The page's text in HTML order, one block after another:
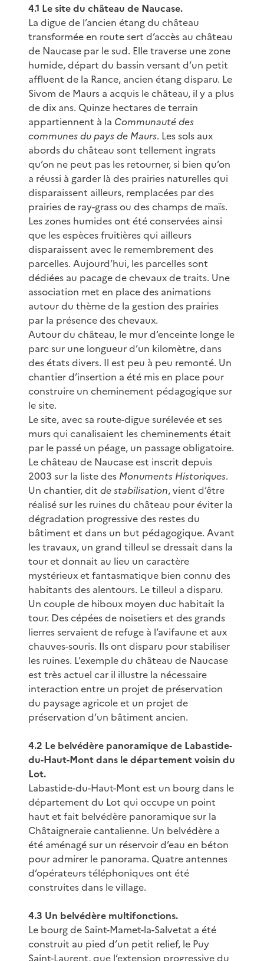
4.1 Le site du château de Naucase.
La digue de l’ancien étang du château
transformée en route sert d’accès au château
de Naucase par le sud. Elle traverse une zone
humide, départ du bassin versant d’un petit
affluent de la Rance, ancien étang disparu. Le
Sivom de Maurs a acquis le château, il y a plus
de dix ans. Quinze hectares de terrain
appartiennent à la Communauté des
communes du pays de Maurs. Les sols aux
abords du château sont tellement ingrats
qu’on ne peut pas les retourner, si bien qu’on
a réussi à garder là des prairies naturelles qui
disparaissent ailleurs, remplacées par des
prairies de ray-grass ou des champs de maïs.
Les zones humides ont été conservées ainsi
que les espèces fruitières qui ailleurs
disparaissent avec le remembrement des
parcelles. Aujourd’hui, les parcelles sont
dédiées au pacage de chevaux de traits. Une
association met en place des animations
autour du thème de la gestion des prairies
par la présence des chevaux.
Autour du château, le mur d’enceinte longe le
parc sur une longueur d’un kilomètre, dans
des états divers. Il est peu à peu remonté. Un
chantier d’insertion a été mis en place pour
construire un cheminement pédagogique sur
le site.
Le site, avec sa route-digue surélevée et ses
murs qui canalisaient les cheminements était
par le passé un péage, un passage obligatoire.
Le château de Naucase est inscrit depuis
2003 sur la liste des Monuments Historiques.
Un chantier, dit de stabilisation, vient d’être
réalisé sur les ruines du château pour éviter la
dégradation progressive des restes du
bâtiment et dans un but pédagogique. Avant
les travaux, un grand tilleul se dressait dans la
tour et donnait au lieu un caractère
mystérieux et fantasmatique bien connu des
habitants des alentours. Le tilleul a disparu.
Un couple de hiboux moyen duc habitait la
tour. Des cépées de noisetiers et des grands
lierres servaient de refuge à l’avifaune et aux
chauves-souris. Ils ont disparu pour stabiliser
les ruines. L’exemple du château de Naucase
est très actuel car il illustre la nécessaire
interaction entre un projet de préservation
du paysage agricole et un projet de
préservation d’un bâtiment ancien.
4.2 Le belvédère panoramique de Labastide-
du-Haut-Mont dans le département voisin du
Lot.
Labastide-du-Haut-Mont est un bourg dans le
département du Lot qui occupe un point
haut et fait belvédère panoramique sur la
Châtaigneraie cantalienne. Un belvédère a
été aménagé sur un réservoir d’eau en béton
pour admirer le panorama. Quatre antennes
d’opérateurs téléphoniques ont été
construites dans le village.
4.3 Un belvédère multifonctions.
Le bourg de Saint-Mamet-la-Salvetat a été
construit au pied d’un petit relief, le Puy
Saint-Laurent, que l’extension progressive du